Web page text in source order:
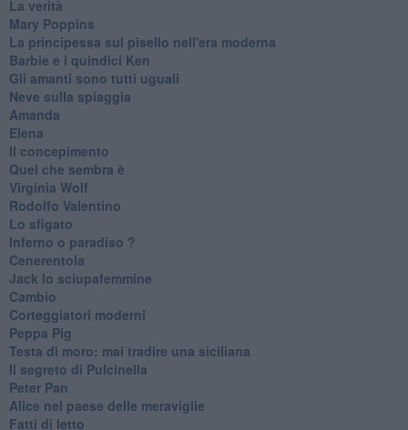
La verità
Mary Poppins
La principessa sul pisello nell'era moderna
Barbie e i quindici Ken
Gli amanti sono tutti uguali
Neve sulla spiaggia
Amanda
Elena
Il concepimento
Quel che sembra è
Virginia Wolf
Rodolfo Valentino
Lo sfigato
Inferno o paradiso ?
Cenerentola
Jack lo sciupafemmine
Cambio
Corteggiatori moderni
Peppa Pig
Testa di moro: mai tradire una siciliana
Il segreto di Pulcinella
Peter Pan
Alice nel paese delle meraviglie
Fatti di letto